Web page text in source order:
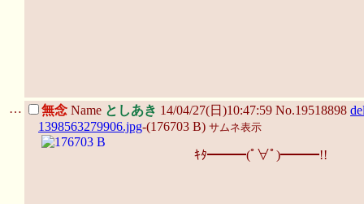
… 無念 Name としあき 14/04/27(日)10:47:59 No.19518898
1398563279906.jpg-(176703 B) サムネ表示
ｷﾀ━━━(ﾟ∀ﾟ)━━━!!